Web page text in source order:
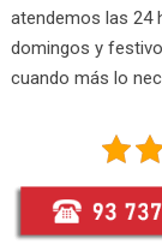
atendemos las 24
domingos y
cuando más lo